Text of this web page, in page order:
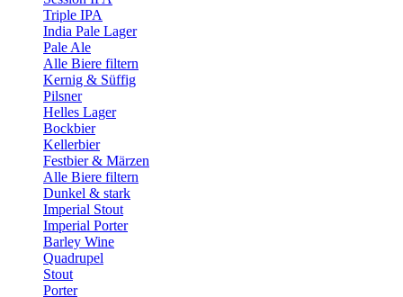
Triple IPA
India Pale Lager
Pale Ale
Alle Biere filtern
Kernig & Süffig
Pilsner
Helles Lager
Bockbier
Kellerbier
Festbier & Märzen
Alle Biere filtern
Dunkel & stark
Imperial Stout
Imperial Porter
Barley Wine
Quadrupel
Stout
Porter